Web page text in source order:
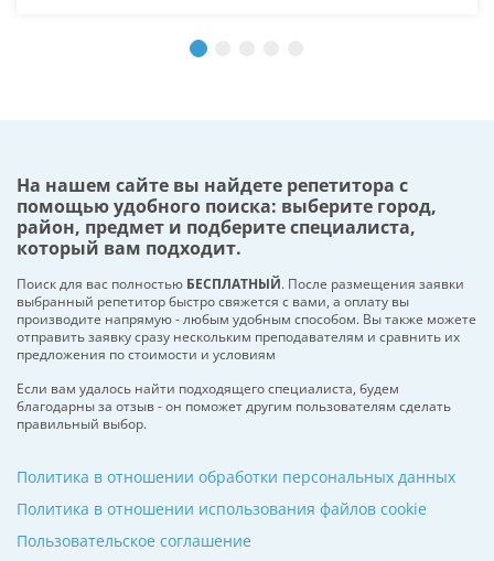
На нашем сайте вы найдете репетитора с
помощью удобного поиска: выберите город,
район, предмет и подберите специалиста,
который вам подходит.
Поиск для вас полностью БЕСПЛАТНЫЙ. После размещения заявки
выбранный репетитор быстро свяжется с вами, а оплату вы
производите напрямую - любым удобным способом. Вы также можете
отправить заявку сразу нескольким преподавателям и сравнить их
предложения по стоимости и условиям
Если вам удалось найти подходящего специалиста, будем
благодарны за отзыв - он поможет другим пользователям сделать
правильный выбор.
Политика в отношении обработки персональных данных
Политика в отношении использования файлов cookie
Пользовательское соглашение